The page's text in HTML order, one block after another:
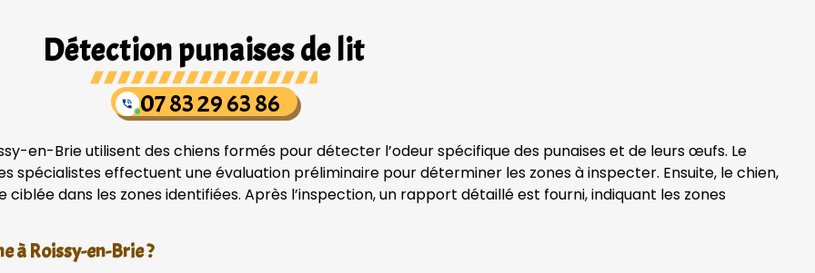
Détection punaises de lit
07 83 29 63 86
en-Brie utilisent des chiens formés pour détecter l’odeur spécifique des punaises et de leurs œufs. Le
spécialistes effectuent une évaluation préliminaire pour déterminer les zones à inspecter. Ensuite, le chien,
dans les zones identifiées. Après l’inspection, un rapport détaillé est fourni, indiquant les zones
à Roissy-en-Brie ?